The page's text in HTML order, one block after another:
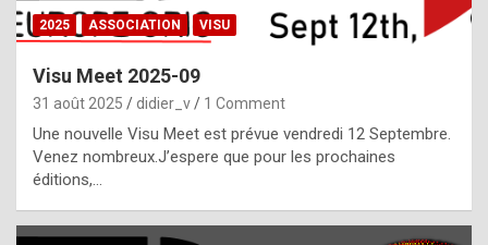
g
h
t
f
2025 ASSOCIATION VISU
Visu Meet 2025-09
31 août 2025 didier_v 1 Comment
Une nouvelle Visu Meet est prévue vendredi 12 Septembre.
Venez nombreux.J’espere que pour les prochaines
éditions,…